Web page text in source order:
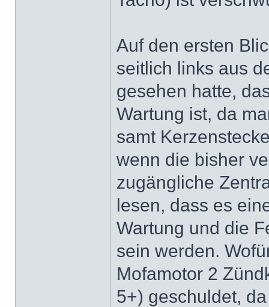
Auf den ersten
seitlich links aus
gesehen hatte,
Wartung ist, da
samt
wenn die bisher
zugängliche
lesen, dass es
Wartung und die
sein werden.
Mofamotor 2
5+) geschuldet,